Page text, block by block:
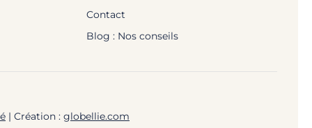
Contact
Blog : Nos conseils
| Création : globellie.com